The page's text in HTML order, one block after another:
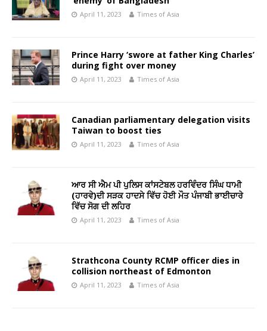
April 11, 2023 Times of Asia
Prince Harry ‘swore at father King Charles’
during fight over money
April 11, 2023 Times of Asia
Canadian parliamentary delegation visits
Taiwan to boost ties
April 11, 2023 Times of Asia
ਆਰ ਸੀ ਐਮ ਪੀ ਪੁਲਿਸ ਕਾਂਸਟੇਬਲ ਹਰਵਿੰਦਰ ਸਿੰਘ ਧਾਮੀ
(ਹਾਰਵੇ)ਦੀ ਸੜਕ ਹਾਦਸੇ ਵਿੱਚ ਹੋਈ ਮੌਤ ਪੰਜਾਬੀ ਭਾਈਚਾਰੇ
ਵਿੱਚ ਸੋਗ ਦੀ ਲਹਿਰ
April 11, 2023 Times of Asia
Strathcona County RCMP officer dies in
collision northeast of Edmonton
April 11, 2023 Times of Asia